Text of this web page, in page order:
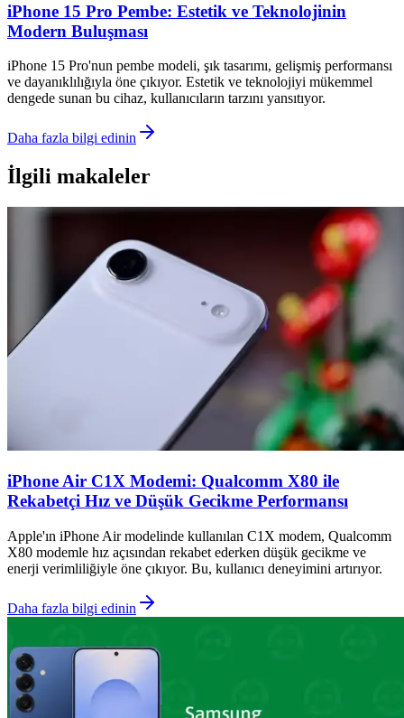
iPhone 15 Pro Pembe: Estetik ve Teknolojinin
Modern Buluşması
iPhone 15 Pro'nun pembe modeli, şık tasarımı, gelişmiş performansı
ve dayanıklılığıyla öne çıkıyor. Estetik ve teknolojiyi mükemmel
dengede sunan bu cihaz, kullanıcıların tarzını yansıtıyor.
Daha fazla bilgi edinin
İlgili makaleler
iPhone Air C1X Modemi: Qualcomm X80 ile
Rekabetçi Hız ve Düşük Gecikme Performansı
Apple'ın iPhone Air modelinde kullanılan C1X modem, Qualcomm
X80 modemle hız açısından rekabet ederken düşük gecikme ve
enerji verimliliğiyle öne çıkıyor. Bu, kullanıcı deneyimini artırıyor.
Daha fazla bilgi edinin